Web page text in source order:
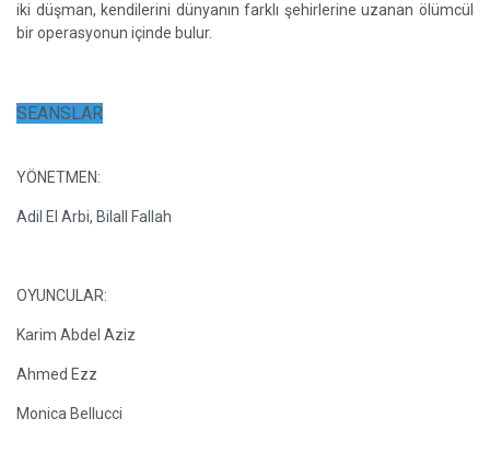
iki düşman, kendilerini dünyanın farklı şehirlerine uzanan ölümcül
bir operasyonun içinde bulur.
SEANSLAR
YÖNETMEN:
Adil El Arbi, Bilall Fallah
OYUNCULAR:
Karim Abdel Aziz
Ahmed Ezz
Monica Bellucci